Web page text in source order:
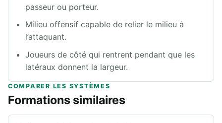
passeur ou porteur.
Milieu offensif capable de relier le milieu à
l’attaquant.
Joueurs de côté qui rentrent pendant que les
latéraux donnent la largeur.
COMPARER LES SYSTÈMES
Formations similaires